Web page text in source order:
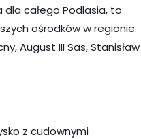
dla całego Podlasia, to
ośrodków w regionie.
August III Sas, Stanisław
z cudownymi